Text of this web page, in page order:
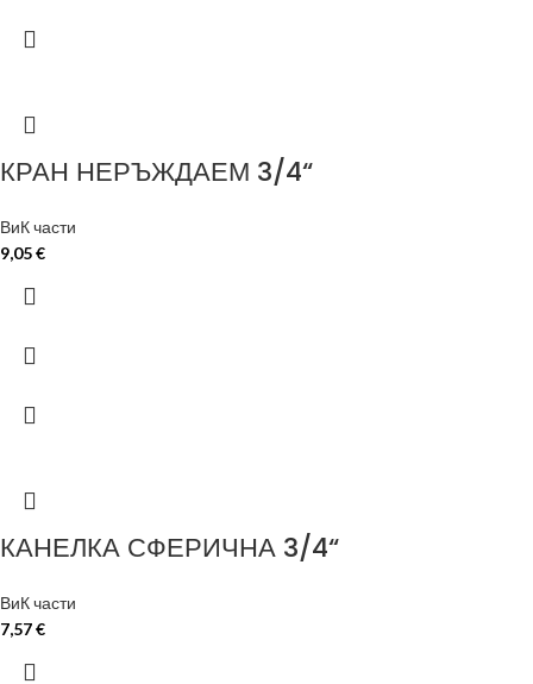
КРАН НЕРЪЖДАЕМ 3/4“
ВиК части
9,05€
КАНЕЛКА СФЕРИЧНА 3/4“
ВиК части
7,57€